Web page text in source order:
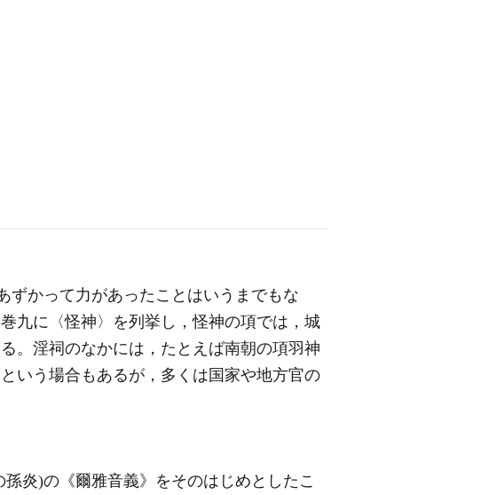
かって力があったことはいうまでもな
九に〈怪神〉を列挙し，怪神の項では，城
。淫祠のなかには，たとえば南朝の項羽神
いう場合もあるが，多くは国家や地方官の
炎)の《爾雅音義》をそのはじめとしたこ